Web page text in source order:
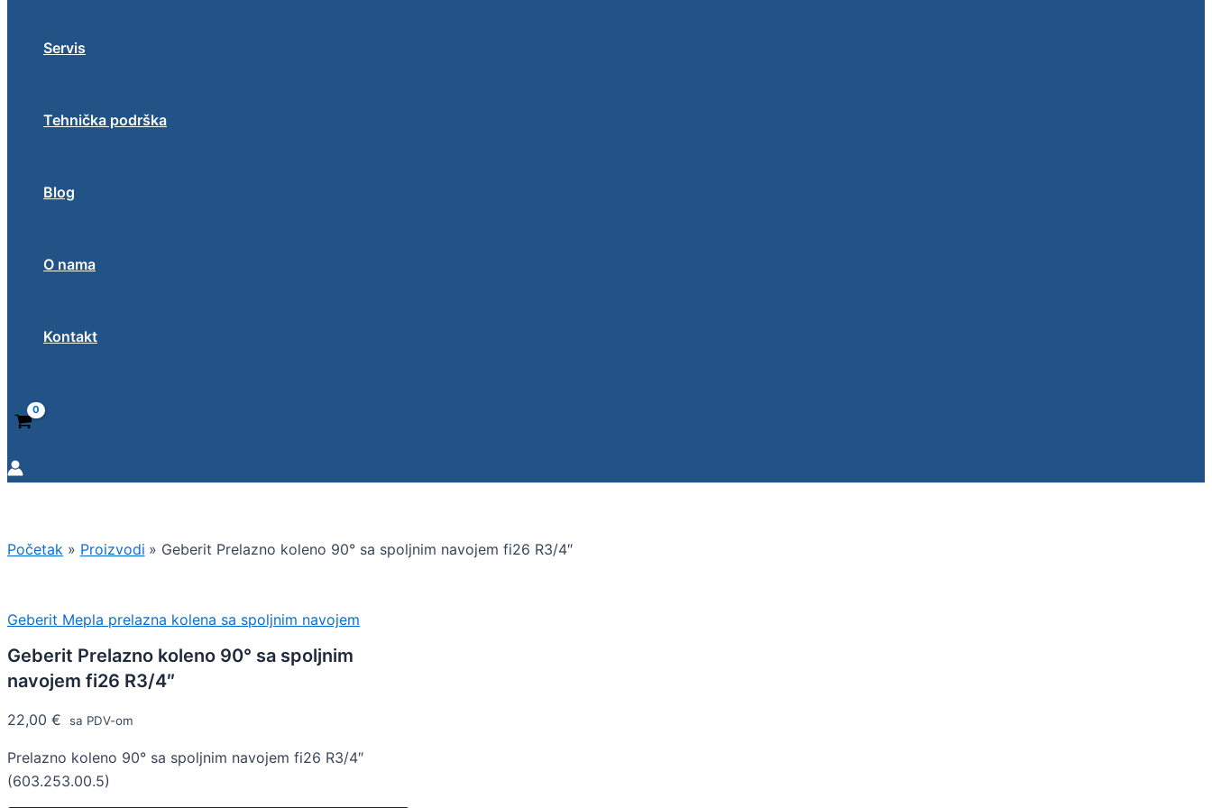
Servis
Tehnička podrška
Blog
O nama
Kontakt
Početak Proizvodi Geberit Prelazno koleno 90° sa spoljnim navojem fi26 R3/4″
Geberit Mepla prelazna kolena sa spoljnim navojem
Geberit Prelazno koleno 90° sa spoljnim
navojem fi26 R3/4″
22,00 € sa PDV-om
Prelazno koleno 90° sa spoljnim navojem fi26 R3/4″
(603.253.00.5)